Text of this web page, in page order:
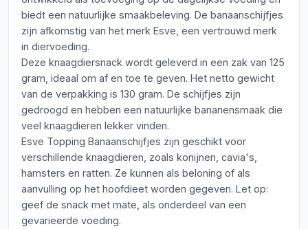
biedt een natuurlijke smaakbeleving. De banaanschijfjes
zijn afkomstig van het merk Esve, een vertrouwd merk
in diervoeding.
Deze knaagdiersnack wordt geleverd in een zak van 125
gram, ideaal om af en toe te geven. Het netto gewicht
van de verpakking is 130 gram. De schijfjes zijn
gedroogd en hebben een natuurlijke bananensmaak die
veel knaagdieren lekker vinden.
Esve Topping Banaanschijfjes zijn geschikt voor
verschillende knaagdieren, zoals konijnen, cavia's,
hamsters en ratten. Ze kunnen als beloning of als
aanvulling op het hoofdieet worden gegeven. Let op:
geef de snack met mate, als onderdeel van een
gevarieerde voeding.